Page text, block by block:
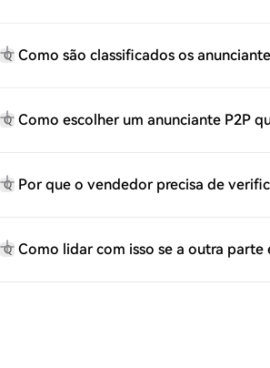
Q Como são classificados os
Q Como escolher um anunciante P2P
Q Por que o vendedor precisa de
Q Como lidar com isso se a outra